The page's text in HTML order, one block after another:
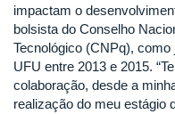
impactam o
bolsista do Conselho
Tecnológico (CNPq),
UFU entre 2013 e 2015.
colaboração, desde a
realização do meu estágio